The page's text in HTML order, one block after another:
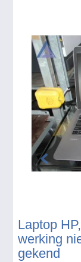
Laptop
werking
gekend